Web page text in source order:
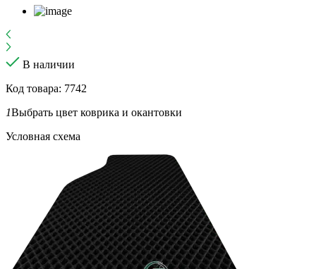
В наличии
Код товара: 7742
1Выбрать цвет коврика и окантовки
Условная схема